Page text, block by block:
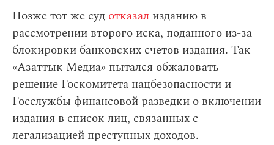
Позже тот же суд отказал изданию в
рассмотрении второго иска, поданного из-за
блокировки банковских счетов издания. Так
«Азаттык Медиа» пытался обжаловать
решение Госкомитета нацбезопасности и
Госслужбы финансовой разведки о включении
издания в список лиц, связанных с
легализацией преступных доходов.